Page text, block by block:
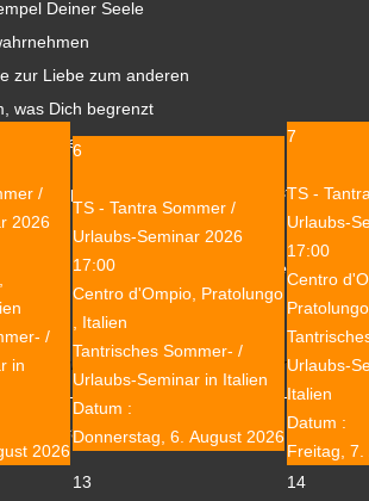
/
2026
/
in
2026
6
TS - Tantra Sommer /
Urlaubs-Seminar 2026
17:00
Centro d'Ompio, Pratolungo
, Italien
Tantrisches Sommer- /
Urlaubs-Seminar in Italien
Datum :
Donnerstag, 6. August 2026
7
TS -
Urlaubs-
17:00
Centro
Urlaubs-
Italien
Datum :
Freitag, 7.
13 14
Deiner Seele
zur Liebe zum anderen
was Dich begrenzt
in dieser kurzen Zeit kommen ...
spürbar machen - in Übungsstrukturen,
diesen Weg zu mehr Frei-Sein
Verpflegung (Brunch, Kaffee & Kuchen, Abend
ist kein Massage-Seminar!